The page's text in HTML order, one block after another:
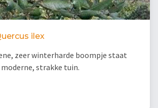
ilex
zeer winterharde boompje staat
strakke tuin.